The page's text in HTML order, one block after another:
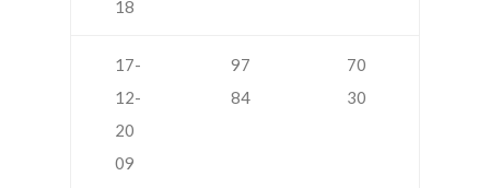
18
17-
12-
20
09
97
84
70
30